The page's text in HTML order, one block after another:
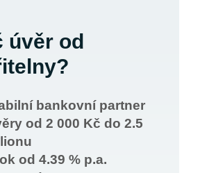
úvěr od
bankovní partner
od 2 000 Kč do 2.5
od 4.39 % p.a.